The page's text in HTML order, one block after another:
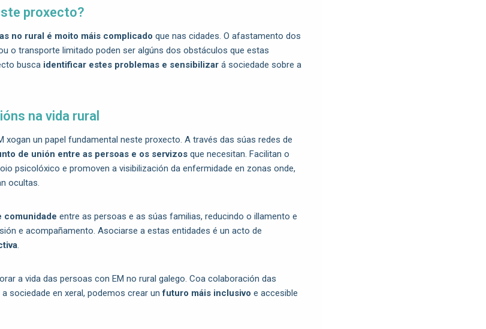
proxecto?
no rural é moito máis complicado que nas cidades. O afastamento dos
o transporte limitado poden ser algúns dos obstáculos que estas
busca identificar estes problemas e sensibilizar á sociedade sobre a
na vida rural
xogan un papel fundamental neste proxecto. A través das súas redes de
de unión entre as persoas e os servizos que necesitan. Facilitan o
psicolóxico e promoven a visibilización da enfermidade en zonas onde,
ocultas.
comunidade entre as persoas e as súas familias, reducindo o illamento e
e acompañamento. Asociarse a estas entidades é un acto de
.
a vida das persoas con EM no rural galego. Coa colaboración das
sociedade en xeral, podemos crear unfuturo máis inclusivo e accesible